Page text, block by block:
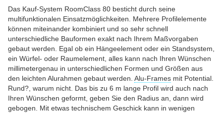
Das Kauf-System RoomClass 80 besticht durch seine
multifunktionalen Einsatzmöglichkeiten. Mehrere Profilelemente
können miteinander kombiniert und so sehr schnell
unterschiedliche Bauformen exakt nach Ihrem Maßvorgaben
gebaut werden. Egal ob ein Hängeelement oder ein Standsystem,
ein Würfel- oder Raumelement, alles kann nach Ihren Wünschen
millimetergenau in unterschiedlichen Formen und Größen aus
den leichten Alurahmen gebaut werden. Alu-Frames mit Potential.
Rund?, warum nicht. Das bis zu 6 m lange Profil wird auch nach
Ihren Wünschen geformt, geben Sie den Radius an, dann wird
gebogen. Mit etwas technischem Geschick kann in wenigen